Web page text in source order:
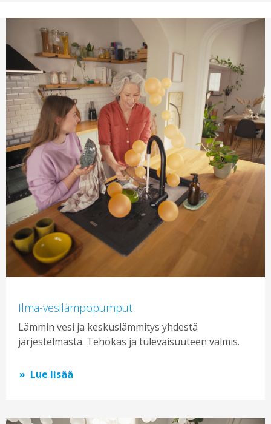
Ilma-vesilämpöpumput
Lämmin vesi ja keskuslämmitys yhdestä
järjestelmästä. Tehokas ja tulevaisuuteen valmis.
Lue lisää